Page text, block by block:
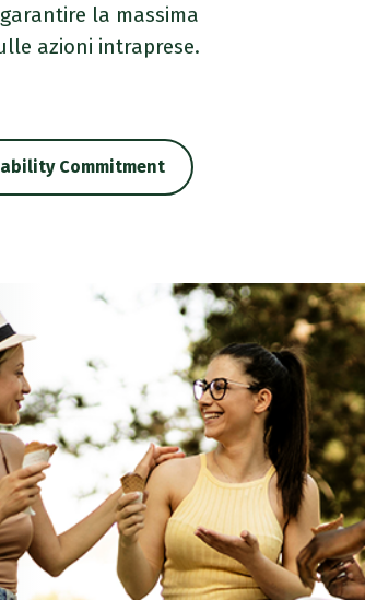
la massima
azioni intraprese.
Commitment